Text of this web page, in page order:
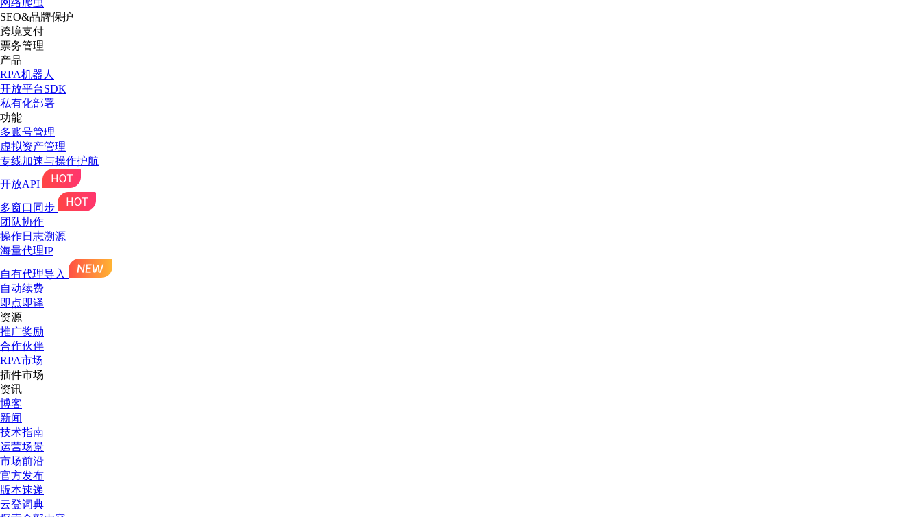
网络爬虫
SEO&品牌保护
跨境支付
票务管理
产品
RPA机器人
开放平台SDK
私有化部署
功能
多账号管理
虚拟资产管理
专线加速与操作护航
开放API
多窗口同步
团队协作
操作日志溯源
海量代理IP
自有代理导入
自动续费
即点即译
资源
推广奖励
合作伙伴
RPA市场
插件市场
资讯
博客
新闻
技术指南
运营场景
市场前沿
官方发布
版本速递
云登词典